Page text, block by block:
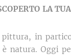
LA TUA
in
natura. Oggi